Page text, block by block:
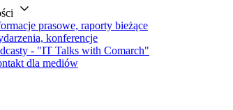
prasowe, raporty bieżące
konferencje
- "IT Talks with Comarch"
dla mediów